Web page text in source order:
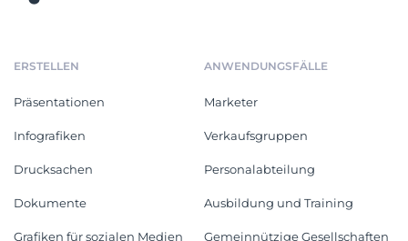
ERSTELLEN
Präsentationen
Infografiken
Drucksachen
Dokumente
Grafiken für sozialen Medien
ANWENDUNGSFÄLLE
Marketer
Verkaufsgruppen
Personalabteilung
Ausbildung und Training
Gemeinnützige Gesellschaften